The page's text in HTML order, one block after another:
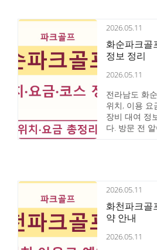
2026.05.11
화순파크골
정보 정리
2026.05.11
전라남도 화
위치, 이용 요
장비 대여 정
다. 방문 전
2026.05.11
화천파크골
약 안내
2026.05.11